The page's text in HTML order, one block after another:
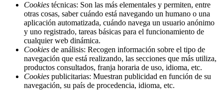
Cookies técnicas: Son las más elementales y permiten, entre
otras cosas, saber cuándo está navegando un humano o una
aplicación automatizada, cuándo navega un usuario anónimo
y uno registrado, tareas básicas para el funcionamiento de
cualquier web dinámica.
Cookies de análisis: Recogen información sobre el tipo de
navegación que está realizando, las secciones que más utiliza,
productos consultados, franja horaria de uso, idioma, etc.
Cookies publicitarias: Muestran publicidad en función de su
navegación, su país de procedencia, idioma, etc.